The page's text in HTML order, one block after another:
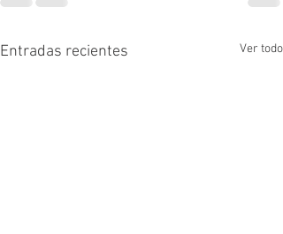
Entradas recientes Ver todo